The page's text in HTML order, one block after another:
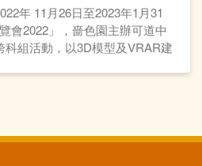
年 11月26日至2023年1月31
會2022」，嗇色園主辦可道中
組活動，以3D模型及VRAR建